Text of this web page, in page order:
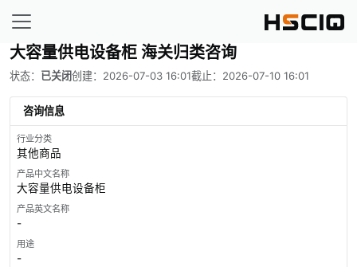
大容量供电设备柜 海关归类咨询
状态： 已关闭创建：2026-07-03 16:01截止：2026-07-10 16:01
咨询信息
行业分类
其他商品
产品中文名称
大容量供电设备柜
产品英文名称
-
用途
-